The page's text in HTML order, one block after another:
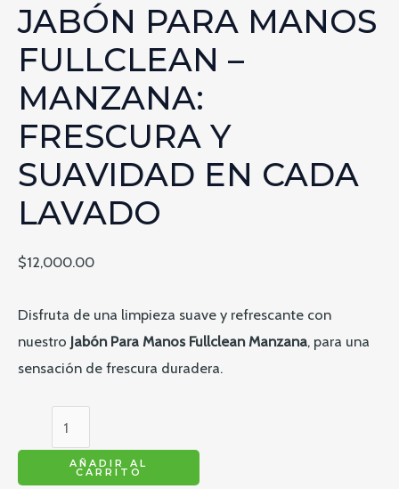
JABÓN PARA MANOS
FULLCLEAN –
MANZANA:
FRESCURA Y
SUAVIDAD EN CADA
LAVADO
$12,000.00
Disfruta de una limpieza suave y refrescante con
nuestro Jabón Para Manos Fullclean Manzana, para una
sensación de frescura duradera.
Para
AÑADIR AL
CARRITO